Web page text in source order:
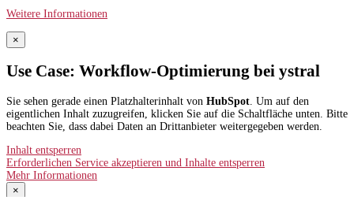
Weitere Informationen
×
Use Case: Workflow-Optimierung bei ystral
Sie sehen gerade einen Platzhalterinhalt von HubSpot . Um auf den
eigentlichen Inhalt zuzugreifen, klicken Sie auf die Schaltfläche unten. Bitte
beachten Sie, dass dabei Daten an Drittanbieter weitergegeben werden.
Inhalt entsperren
Erforderlichen Service akzeptieren und Inhalte entsperren
Mehr Informationen
×